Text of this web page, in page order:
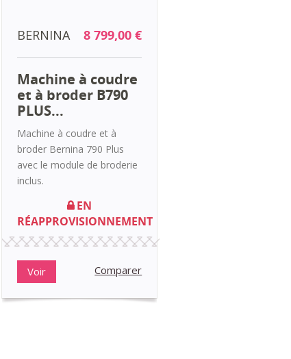
BERNINA 8 799,00 €
Machine à coudre
et à broder B790
PLUS...
Machine à coudre et à
broder Bernina 790 Plus
avec le module de broderie
inclus.
EN
RÉAPPROVISIONNEMENT
Voir Comparer